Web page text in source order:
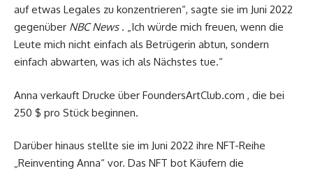
auf etwas Legales zu konzentrieren“, sagte sie im Juni 2022
gegenüber NBC News. „Ich würde mich freuen, wenn die
Leute mich nicht einfach als Betrügerin abtun, sondern
einfach abwarten, was ich als Nächstes tue.“
Anna verkauft Drucke über FoundersArtClub.com , die bei
250 $ pro Stück beginnen.
Darüber hinaus stellte sie im Juni 2022 ihre NFT-Reihe
„Reinventing Anna“ vor. Das NFT bot Käufern die